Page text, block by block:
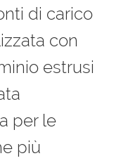
di carico
con
estrusi
per le
più